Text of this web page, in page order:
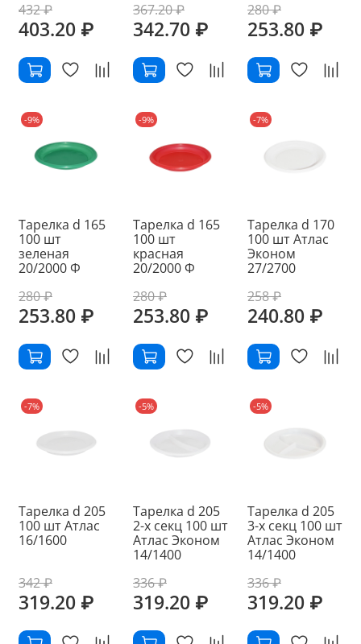
432 ₽
403.20 ₽
367.20 ₽
342.70 ₽
280 ₽
253.80 ₽
-9%
Тарелка d 165
100 шт
зеленая
20/2000 Ф
280 ₽
253.80 ₽
-9%
Тарелка d 165
100 шт
красная
20/2000 Ф
280 ₽
253.80 ₽
-7%
Тарелка d 170
100 шт Атлас
Эконом
27/2700
258 ₽
240.80 ₽
-7%
Тарелка d 205
100 шт Атлас
16/1600
342 ₽
319.20 ₽
-5%
Тарелка d 205
2-х секц 100 шт
Атлас Эконом
14/1400
336 ₽
319.20 ₽
-5%
Тарелка d 205
3-х секц 100 шт
Атлас Эконом
14/1400
336 ₽
319.20 ₽